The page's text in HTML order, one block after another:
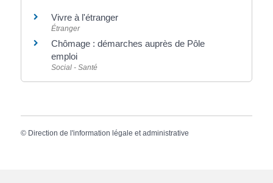
Vivre à l'étranger
Étranger
Chômage : démarches auprès de Pôle
emploi
Social - Santé
© Direction de l'information légale et administrative